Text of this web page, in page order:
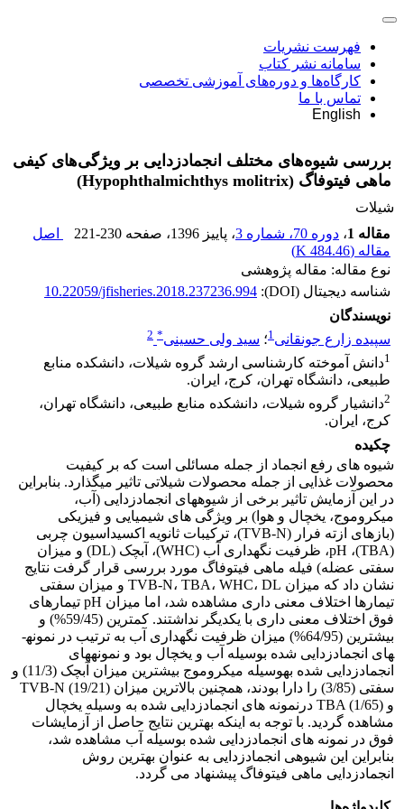
فهرست نشریات
سامانه نشر کتاب
کارگاه‌ها و دوره‌های آموزشی تخصصی
تماس با ما
English
بررسی شیوه‌های مختلف انجمادزدایی بر ویژگی‌های کیفی
ماهی فیتوفاگ (Hypophthalmichthys molitrix)
شیلات
مقاله 1
، دوره 70، شماره 3 ، پاییز 1396 ، صفحه 221-230
اصل
مقاله (484.46 K
)
نوع مقاله: مقاله پژوهشی
شناسه دیجیتال (DOI):
10.22059/jfisheries.2018.237236.994
نویسندگان
سپیده زارع جونقانی1؛ سید ولی حسینی*
2
1دانش آموخته کارشناسی ارشد گروه شیلات، دانشکده منابع
طبیعی، دانشگاه تهران، کرج، ایران.
2دانشیار گروه شیلات، دانشکده منابع طبیعی، دانشگاه تهران،
کرج، ایران.
چکیده
شیوه ­های رفع انجماد از جمله مسائلی است که بر کیفیت
محصولات غذایی از جمله محصولات شیلاتی تاثیر می­گذارد. بنابراین
در این آزمایش تاثیر برخی از شیوه­های انجمادزدایی (آب،
میکروموج، یخچال و هوا) بر ویژگی­ های شیمیایی و فیزیکی
(بازهای ازته فرار (TVB-N)، ترکیبات ثانویه اکسیداسیون چربی
(TBA)، pH، ظرفیت نگه­داری آب (WHC)، آب­چک (DL) و میزان
سفتی عضله) فیله ماهی فیتوفاگ مورد بررسی قرار گرفت نتایج
نشان داد که میزان TVB-N، TBA، WHC، DL و میزان سفتی
تیمارها اختلاف معنی­ داری مشاهده شد، اما میزان pH تیمارهای
فوق اختلاف معنی­ داری با یکدیگر نداشتند. کمترین (59/45%) و
بیشترین (64/95%) میزان ظرفیت­ نگه­داری آب به ترتیب در نمونه­
های انجمادزدایی شده بوسیله آب و یخچال بود و نمونه­های
انجمادزدایی شده به­وسیله میکروموج بیشترین میزان آب­چک (11/3) و
سفتی (3/85) را دارا بودند، همچنین بالاترین میزان TVB-N (19/21)
و TBA (1/65) درنمونه­ های انجمادزدایی شده به­ وسیله یخچال
مشاهده گردید. با توجه به اینکه بهترین نتایج حاصل از آزمایشات
فوق در نمونه­ های انجمادزدایی شده بوسیله آب مشاهده شد،
بنابراین این شیوه­ی انجمادزدایی به عنوان بهترین روش
انجمادزدایی ماهی فیتوفاگ پیشنهاد می­ گردد.